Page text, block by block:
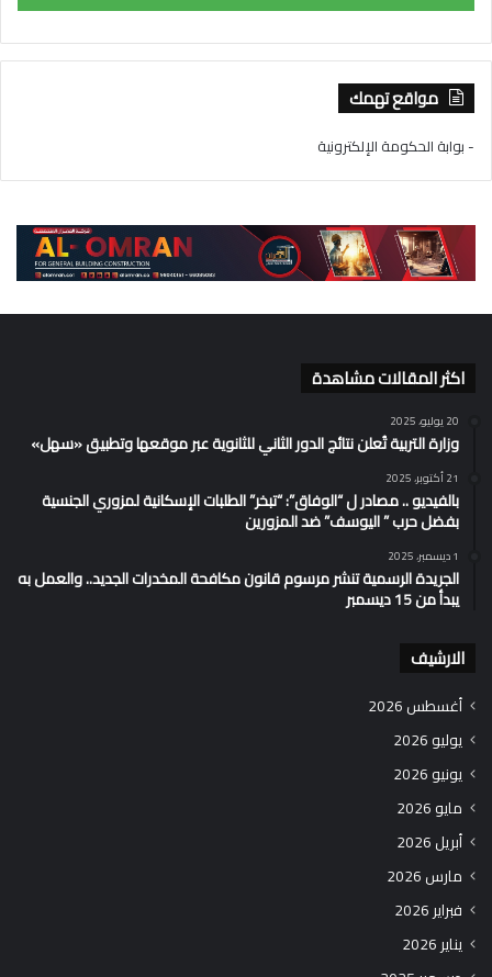
مواقع تهمك
- بوابة الحكومة الإلكترونية
اكثر المقالات مشاهدة
20 يوليو، 2025
وزارة التربية تُعلن نتائج الدور الثاني للثانوية عبر موقعها وتطبيق «سهل»
21 أكتوبر، 2025
بالفيديو .. مصادر ل “الوفاق”: “تبخر” الطلبات الإسكانية لمزوري الجنسية
بفضل حرب ” اليوسف” ضد المزورين
1 ديسمبر، 2025
الجريدة الرسمية تنشر مرسوم قانون مكافحة المخدرات الجديد.. والعمل به
يبدأ من 15 ديسمبر
الارشيف
أغسطس 2026
يوليو 2026
يونيو 2026
مايو 2026
أبريل 2026
مارس 2026
فبراير 2026
يناير 2026